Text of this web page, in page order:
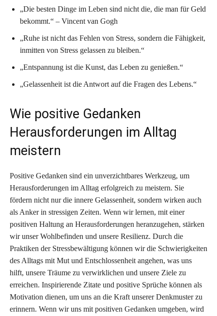
„Die besten Dinge im Leben sind nicht die, die man für Geld
bekommt.“ – Vincent van Gogh
„Ruhe ist nicht das Fehlen von Stress, sondern die Fähigkeit,
inmitten von Stress gelassen zu bleiben.“
„Entspannung ist die Kunst, das Leben zu genießen.“
„Gelassenheit ist die Antwort auf die Fragen des Lebens.“
Wie positive Gedanken
Herausforderungen im Alltag
meistern
Positive Gedanken sind ein unverzichtbares Werkzeug, um
Herausforderungen im Alltag erfolgreich zu meistern. Sie
fördern nicht nur die innere Gelassenheit, sondern wirken auch
als Anker in stressigen Zeiten. Wenn wir lernen, mit einer
positiven Haltung an Herausforderungen heranzugehen, stärken
wir unser Wohlbefinden und unsere Resilienz. Durch die
Praktiken der Stressbewältigung können wir die Schwierigkeiten
des Alltags mit Mut und Entschlossenheit angehen, was uns
hilft, unsere Träume zu verwirklichen und unsere Ziele zu
erreichen. Inspirierende Zitate und positive Sprüche können als
Motivation dienen, um uns an die Kraft unserer Denkmuster zu
erinnern. Wenn wir uns mit positiven Gedanken umgeben, wird